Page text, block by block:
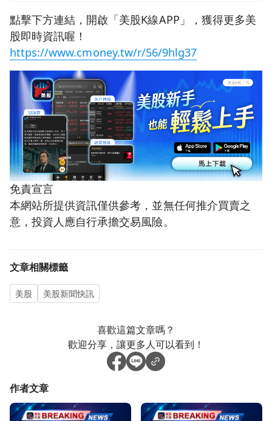
點擊下方連結，開啟「美股K線APP」，獲得更多美
股即時資訊喔！
https://www.cmoney.tw/r/56/9hlg37
免責宣言
本網站所提供資訊僅供參考，並無任何推介買賣之
意，投資人應自行承擔交易風險。
文章相關標籤
美股 美股新聞快訊
喜歡這篇文章嗎？
歡迎分享，讓更多人可以看到！
作者文章